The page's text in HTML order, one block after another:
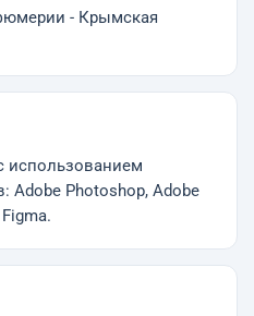
- Крымская
использованием
Adobe Photoshop, Adobe